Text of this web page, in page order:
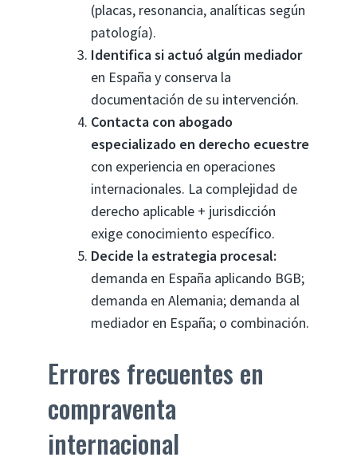
(placas, resonancia, analíticas según
patología).
Identifica si actuó algún mediador
en España y conserva la
documentación de su intervención.
Contacta con abogado
especializado en derecho ecuestre
con experiencia en operaciones
internacionales. La complejidad de
derecho aplicable + jurisdicción
exige conocimiento específico.
Decide la estrategia procesal:
demanda en España aplicando BGB;
demanda en Alemania; demanda al
mediador en España; o combinación.
Errores frecuentes en
compraventa
internacional